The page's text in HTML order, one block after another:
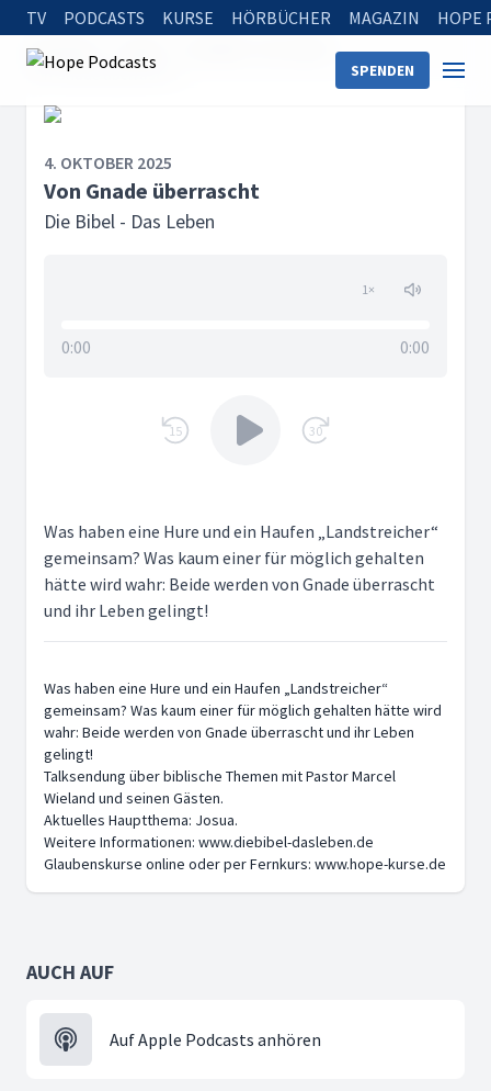
TV PODCASTS KURSE HÖRBÜCHER MAGAZIN HOPE
SPENDEN
Startseite
Von Gnade überrascht
4. OKTOBER 2025
Von Gnade überrascht
Die Bibel - Das Leben
1×
0:00 0:00
15 30
Was haben eine Hure und ein Haufen „Landstreicher“
gemeinsam? Was kaum einer für möglich gehalten
hätte wird wahr: Beide werden von Gnade überrascht
und ihr Leben gelingt!
Was haben eine Hure und ein Haufen „Landstreicher“
gemeinsam? Was kaum einer für möglich gehalten hätte wird
wahr: Beide werden von Gnade überrascht und ihr Leben
gelingt!
Talksendung über biblische Themen mit Pastor Marcel
Wieland und seinen Gästen.
Aktuelles Hauptthema: Josua.
Weitere Informationen: www.diebibel-dasleben.de
Glaubenskurse online oder per Fernkurs: www.hope-kurse.de
AUCH AUF
Auf Apple Podcasts anhören